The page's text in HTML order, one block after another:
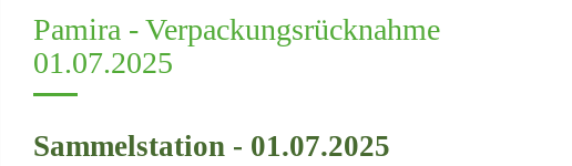
Pamira - Verpackungsrücknahme
01.07.2025
Sammelstation - 01.07.2025